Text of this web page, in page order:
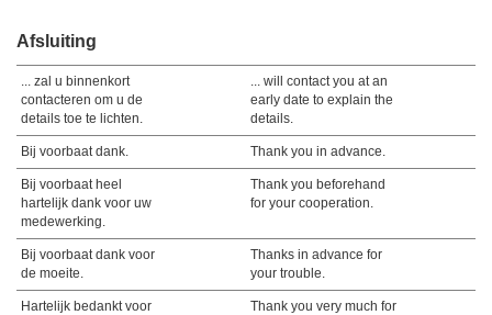
Afsluiting
... zal u binnenkort
contacteren om u de
details toe te lichten.
... will contact you at an
early date to explain the
details.
Bij voorbaat dank. Thank you in advance.
Bij voorbaat heel
hartelijk dank voor uw
medewerking.
Thank you beforehand
for your cooperation.
Bij voorbaat dank voor
de moeite.
Thanks in advance for
your trouble.
Hartelijk bedankt voor
Thank you very much for